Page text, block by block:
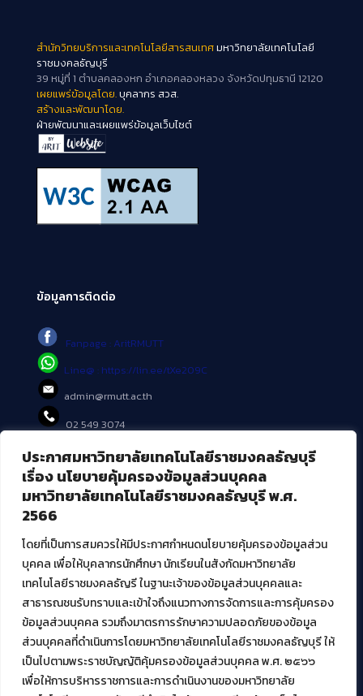
ประกาศมหาวิทยาลัยเทคโนโลยีราชมงคลธัญบุรี
เรื่อง นโยบายคุ้มครองข้อมูลส่วนบุคคล
มหาวิทยาลัยเทคโนโลยีราชมงคลธัญบุรี พ.ศ.
2566
โดยที่เป็นการสมควรให้มีประกาศกำหนดนโยบายคุ้มครองข้อมูลส่วน
บุคคล เพื่อให้บุคลากรนักศึกษา นักเรียนในสังกัดมหาวิทยาลัย
เทคโนโลยีราชมงคลธัญรี ในฐานะเจ้าของข้อมูลส่วนบุคคลและ
สาธารณชนรับทราบและเข้าใจถึงแนวทางการจัดการและการคุ้มครอง
ข้อมูลส่วนบุคคล รวมถึงมาตรการรักษาความปลอดภัยของข้อมูล
ส่วนบุคคลที่ดำเนินการโดยมหาวิทยาลัยเทคโนโลยีราชมงคลธัญบุรี ให้
เป็นไปตามพระราชบัญญัติคุ้มครองข้อมูลส่วนบุคคล พ.ศ. ๒๕๖๖
เพื่อให้การบริหารราชการและการดำเนินงานของมหาวิทยาลัย
สำนักวิทยบริการและเทคโนโลยีสารสนเทศมหาวิทยาลัยเทคโนโลยี
ราชมงคลธัญบุรี
39 หมู่ที่ 1 ตำบลคลองหก อำเภอคลองหลวง จังหวัดปทุมธานี 12120
เผยแพร่ข้อมูลโดย.บุคลากร สวส.
สร้างและพัฒนาโดย.
ฝ่ายพัฒนาและเผยแพร่ข้อมูลเว็บไซต์
ข้อมูลการติดต่อ
Fanpage : AritRMUTT
Line@ : https://lin.ee/tXe209C
admin@rmutt.ac.th
02 549 3074
บริการอื่นๆ ของ สวส.
ศูนย์สื่อดิจิทัล
ศูนย์นวัตกรรมและความรู้
สมัยใหม่ (MoSeC)
งานบริการวิชาการให้กับหน่วยงานภายนอก
โครงการส่งเสริมและพัฒนาผู้ประกอบการ SME โดย. มทร.ธัญบุรี
กิจกรรมการเชื่อมโยงเครือข่ายผู้ให้บริการเครื่องจักรกลทางการ
เกษตร ภายใต้โครงการส่งเสริมการรแปรรูปสินค้าเกษตรระดับชุมชน